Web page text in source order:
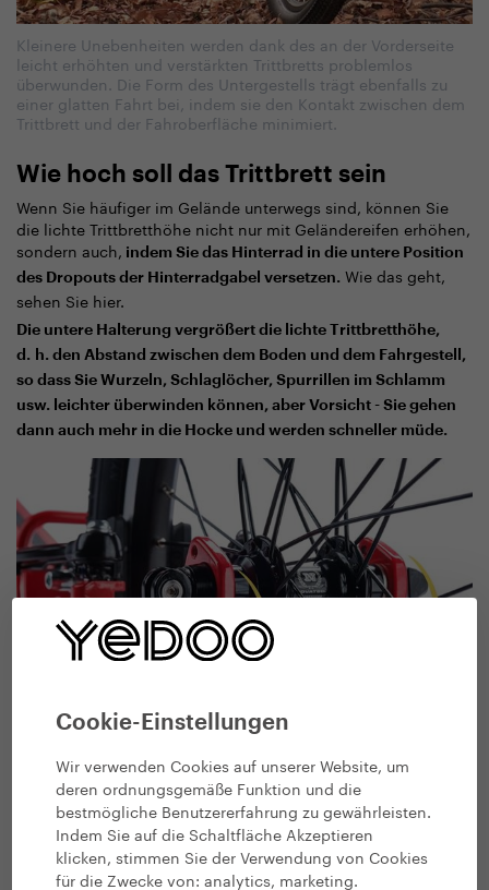
Cookie-Einstellungen
Wir verwenden Cookies auf unserer Website, um
deren ordnungsgemäße Funktion und die
bestmögliche Benutzererfahrung zu gewährleisten.
Indem Sie auf die Schaltfläche Akzeptieren
klicken, stimmen Sie der Verwendung von Cookies
für die Zwecke von:analytics, marketing.
Kleinere Unebenheiten werden dank des an der Vorderseite
leicht erhöhten und verstärkten Trittbretts problemlos
überwunden. Die Form des Untergestells trägt ebenfalls zu
einer glatten Fahrt bei, indem sie den Kontakt zwischen dem
Trittbrett und der Fahroberfläche minimiert.
Wie hoch soll das Trittbrett sein
Wenn Sie häufiger im Gelände unterwegs sind, können Sie
die lichte Trittbretthöhe nicht nur mit Geländereifen erhöhen,
sondern auch, indem Sie das Hinterrad in die untere Position
des Dropouts der Hinterradgabel versetzen. Wie das geht,
sehen Sie hier.
Die untere Halterung vergrößert die lichte Trittbretthöhe,
d. h. den Abstand zwischen dem Boden und dem Fahrgestell,
so dass Sie Wurzeln, Schlaglöcher, Spurrillen im Schlamm
usw. leichter überwinden können, aber Vorsicht - Sie gehen
dann auch mehr in die Hocke und werden schneller müde.
Die Trittbretthöhe kann nicht nur mit Geländereifen
vergrößert werden, sondern auch durch den Wechsel des
Hinterrades in die untere Dropout-Position der
Hinterradgabel.